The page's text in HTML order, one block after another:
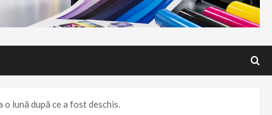
lună după ce a fost deschis.